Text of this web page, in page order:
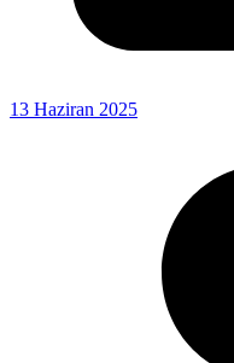
13 Haziran 2025